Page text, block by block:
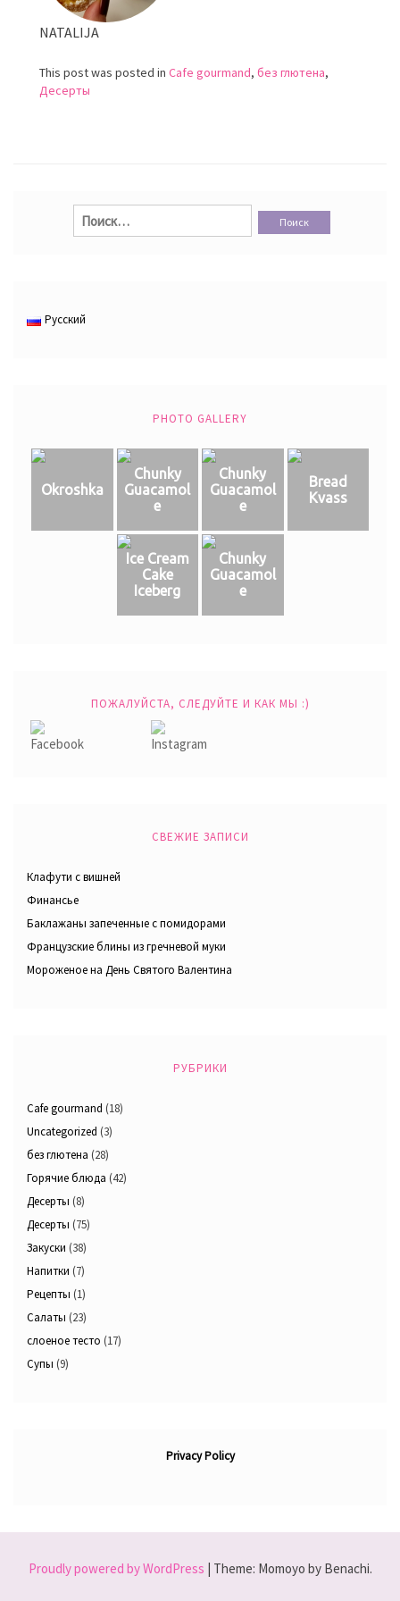
NATALIJA
This post was posted in Cafe gourmand, без глютена,
Десерты
Найти:
Русский
PHOTO GALLERY
Okroshka
Chunky
Guacamol
e
Chunky
Guacamol
e
Bread
Kvass
Ice Cream
Cake
Iceberg
Chunky
Guacamol
e
ПОЖАЛУЙСТА, СЛЕДУЙТЕ И КАК МЫ :)
СВЕЖИЕ ЗАПИСИ
Клафути с вишней
Финансье
Баклажаны запеченные с помидорами
Французские блины из гречневой муки
Мороженое на День Святого Валентина
РУБРИКИ
Cafe gourmand (18)
Uncategorized (3)
без глютена (28)
Горячие блюда (42)
Десерты (8)
Десерты (75)
Закуски (38)
Напитки (7)
Рецепты (1)
Салаты (23)
слоеное тесто (17)
Супы (9)
Privacy Policy
Proudly powered by WordPress Theme: Momoyo by Benachi.